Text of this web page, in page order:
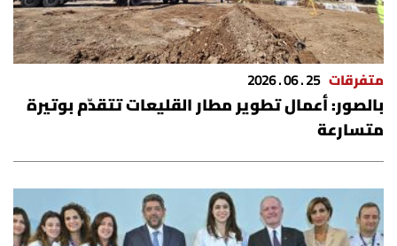
متفرقات 25 . 06 . 2026
بالصور: أعمال تطوير مطار القليعات تتقدّم بوتيرة
متسارعة